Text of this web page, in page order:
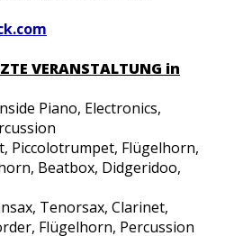
VERANSTALTUNG in
Piano, Electronics,
Piccolotrumpet, Flügelhorn,
Beatbox, Didgeridoo,
Tenorsax, Clarinet,
Flügelhorn, Percussion